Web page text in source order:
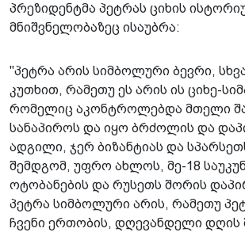
პრეზიდენტმა პეტრას ციხის
მნიშვნელობაზეც ისაუბრა:
"პეტრა არის სიმბოლური ბევრი,
კუთხით, რამეთუ ეს არის ის ციხე-
რომელიც აკონტროლებდა მთელი
სანაპიროს და იყო ბრძოლის და
ადგილი, ჯერ ბიზანტიას და
შემდგომ, უფრო ახლოს, მე-18
ოტობანების და რუსეთს შორის
პეტრა სიმბოლური არის, რამეთუ
ჩვენი ერთობის, დღევანდელი დღის